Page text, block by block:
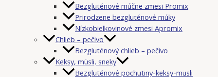
Bezgluténové múčne zmesi Promix
Prirodzene bezgluténové múky
Nízkobielkovinové zmesi Apromix
Chlieb – pečivo
Bezgluténový chlieb – pečivo
Keksy, müsli, sneky
Bezgluténové pochutiny-keksy-müsli